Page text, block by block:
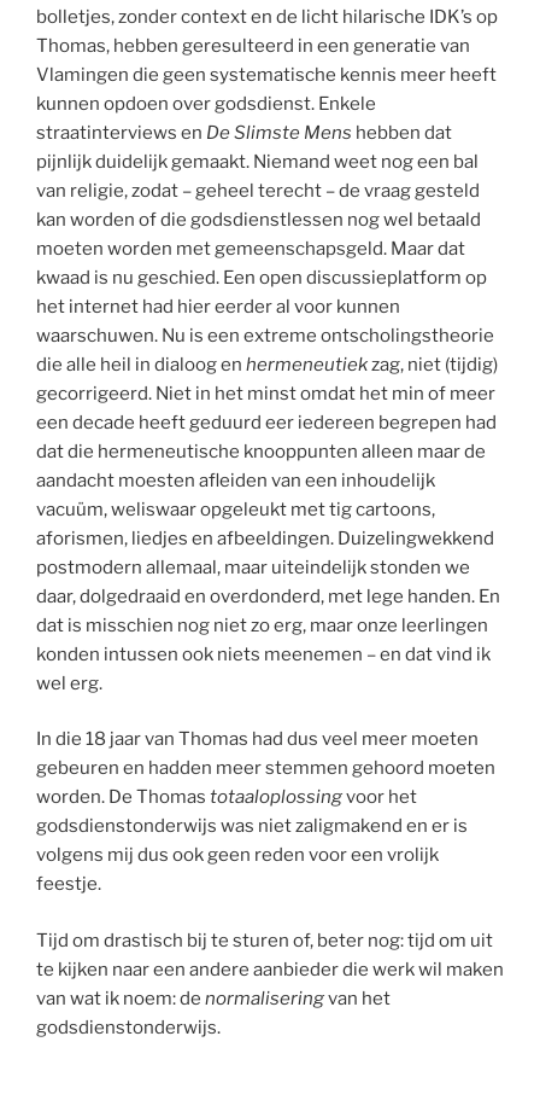
bolletjes, zonder context en de licht hilarische IDK’s op
Thomas, hebben geresulteerd in een generatie van
Vlamingen die geen systematische kennis meer heeft
kunnen opdoen over godsdienst. Enkele
straatinterviews en De Slimste Mens hebben dat
pijnlijk duidelijk gemaakt. Niemand weet nog een bal
van religie, zodat – geheel terecht – de vraag gesteld
kan worden of die godsdienstlessen nog wel betaald
moeten worden met gemeenschapsgeld. Maar dat
kwaad is nu geschied. Een open discussieplatform op
het internet had hier eerder al voor kunnen
waarschuwen. Nu is een extreme ontscholingstheorie
die alle heil in dialoog en hermeneutiekzag, niet (tijdig)
gecorrigeerd. Niet in het minst omdat het min of meer
een decade heeft geduurd eer iedereen begrepen had
dat die hermeneutische knooppunten alleen maar de
aandacht moesten afleiden van een inhoudelijk
vacuüm, weliswaar opgeleukt met tig cartoons,
aforismen, liedjes en afbeeldingen. Duizelingwekkend
postmodern allemaal, maar uiteindelijk stonden we
daar, dolgedraaid en overdonderd, met lege handen. En
dat is misschien nog niet zo erg, maar onze leerlingen
konden intussen ook niets meenemen – en dat vind ik
wel erg.
In die 18 jaar van Thomas had dus veel meer moeten
gebeuren en hadden meer stemmen gehoord moeten
worden. De Thomas totaaloplossingvoor het
godsdienstonderwijs was niet zaligmakend en er is
volgens mij dus ook geen reden voor een vrolijk
feestje.
Tijd om drastisch bij te sturen of, beter nog: tijd om uit
te kijken naar een andere aanbieder die werk wil maken
van wat ik noem: de normaliseringvan het
godsdienstonderwijs.